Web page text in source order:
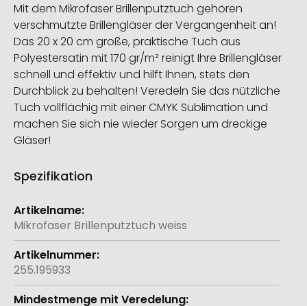
Mit dem Mikrofaser Brillenputztuch gehören
verschmutzte Brillengläser der Vergangenheit an!
Das 20 x 20 cm große, praktische Tuch aus
Polyestersatin mit 170 gr/m² reinigt Ihre Brillengläser
schnell und effektiv und hilft Ihnen, stets den
Durchblick zu behalten! Veredeln Sie das nützliche
Tuch vollflächig mit einer CMYK Sublimation und
machen Sie sich nie wieder Sorgen um dreckige
Gläser!
Spezifikation
Weitere
Informationen
Mikrofaser Brillenputztuch weiss
255.195933